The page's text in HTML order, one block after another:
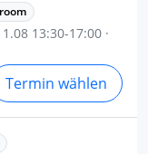
13:30-17:00 ·
Termin wählen